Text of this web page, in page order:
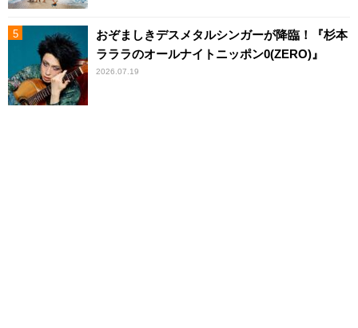
おぞましきデスメタルシンガーが降臨！『杉本
ラララのオールナイトニッポン0(ZERO)』
2026.07.19